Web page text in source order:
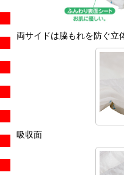
両サイドは脇もれを防ぐ立
吸収面